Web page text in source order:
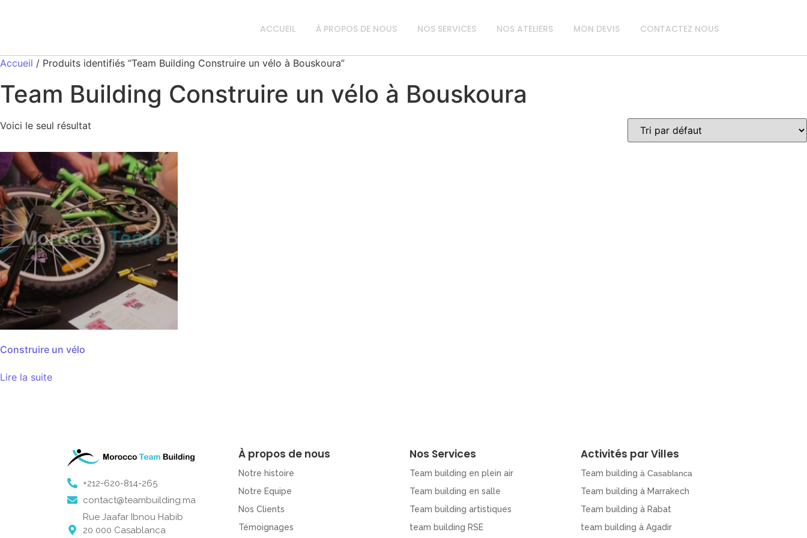
ACCUEIL À PROPOS DE NOUS NOS SERVICES NOS ATELIERS MON DEVIS CONTACTEZ NOUS
Accueil / Produits identifiés “Team Building Construire un vélo à Bouskoura”
Team Building Construire un vélo à Bouskoura
Voici le seul résultat
Construire un vélo
Lire la suite
+212-620-814-265
contact@teambuilding.ma
Rue Jaafar Ibnou Habib
20 000 Casablanca
À propos de nous
Notre histoire
Notre Equipe
Nos Clients
Témoignages
Nos Services
Team building en plein air
Team building en salle
Team building artistiques
team building RSE
Activités par Villes
Team building à Casablanca
Team building à Marrakech
Team building à Rabat
team building à Agadir